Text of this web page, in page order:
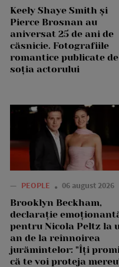
Keely Shaye Smith și
Pierce Brosnan au
aniversat 25 de ani de
căsnicie. Fotografiile
romantice publicate de
soția actorului
— PEOPLE 06 august 2026
Brooklyn Beckham,
declarație
pentru Nicola Peltz la
an de la reînnoirea
jurămintelor: "Îți
că te voi proteja